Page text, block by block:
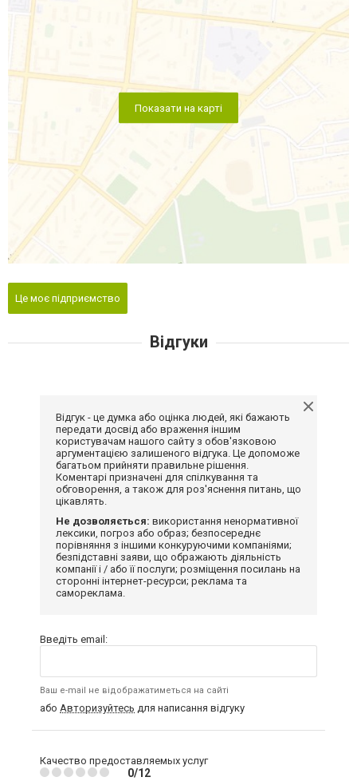
Показати на карті
Це моє підприємство
Відгуки
Відгук - це думка або оцінка людей, які бажають
передати досвід або враження іншим
користувачам нашого сайту з обов'язковою
аргументацією залишеного відгука. Це допоможе
багатьом прийняти правильне рішення.
Коментарі призначені для спілкування та
обговорення, а також для роз'яснення питань, що
цікавлять.
Не дозволяється: використання ненормативної
лексики, погроз або образ; безпосереднє
порівняння з іншими конкуруючими компаніями;
безпідставні заяви, що ображають діяльність
компанії і / або її послуги; розміщення посилань на
сторонні інтернет-ресурси; реклама та
самореклама.
Введіть email:
Ваш e-mail не відображатиметься на сайті
або Авторизуйтесь для написання відгуку
Качество предоставляемых услуг
0/12